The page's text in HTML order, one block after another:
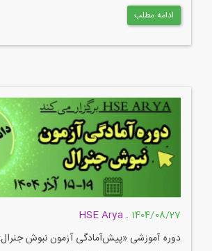
ادامه مطلب
HSE Arya.1404/08/27
دوره آموزشی «پیش‌­آمادگی آزمون نبوش جنرال»